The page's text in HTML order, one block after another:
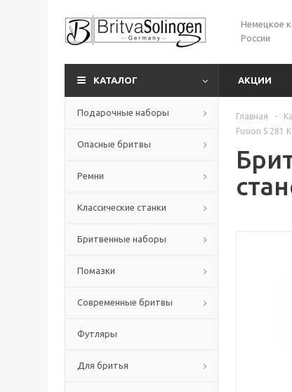
Немецкое
России
КАТАЛОГ АКЦИИ
Подарочные наборы
Опасные бритвы
Ремни
Классические станки
Бритвенные наборы
Помазки
Современные бритвы
Футляры
Для бритья
Главная -
Fusion S 281